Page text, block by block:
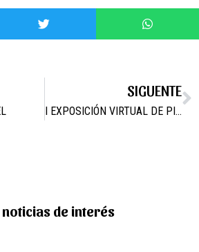
SIGUENTE
I EXPOSICIÓN VIRTUAL DE PINTURA DE D. MIGUEL GOMEZ GOMEZ
noticias de interés